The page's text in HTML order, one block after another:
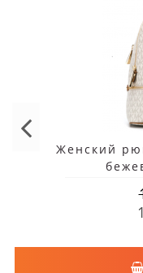
максимальную
безопасность
для ноутбука,
позволяют
так, чтобы все
фирменной
логотипом, что
узнаваемой и
Женский